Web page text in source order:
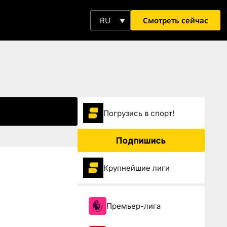
RU Смотреть сейчас
Погрузиcь в спорт!
Подпишись
Крупнейшие лиги
Премьер-лига